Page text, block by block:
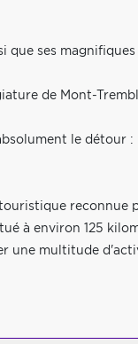
ses
de Mont-
le détour :
reconnue
à environ 125
une multitude